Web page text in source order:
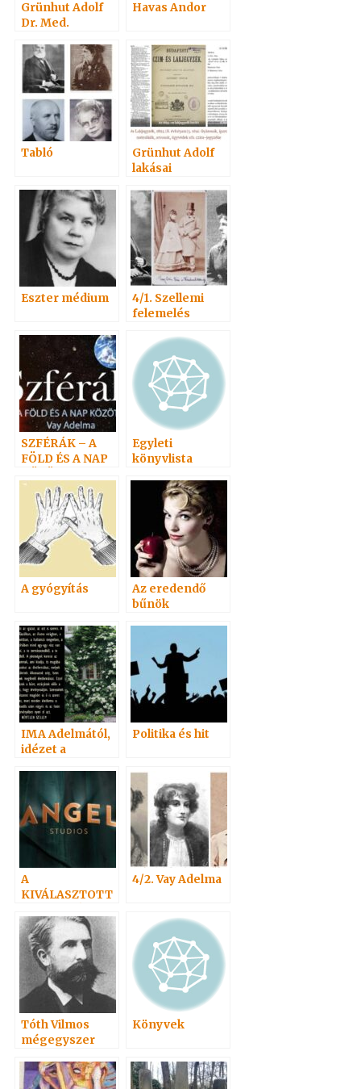
Grünhut Adolf
Dr. Med.
Havas Andor
Tabló
Grünhut Adolf
lakásai
Eszter médium
4/1. Szellemi
felemelés
SZFÉRÁK – A
FÖLD ÉS A NAP
Egyleti
könyvlista
A gyógyítás
Az eredendő
bűnök
IMA Adelmától,
idézet a
Politika és hit
A
KIVÁLASZTOTT
4/2. Vay Adelma
Tóth Vilmos
mégegyszer
Könyvek